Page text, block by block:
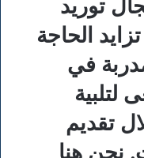
توريد
الحاجة
في
تقديم
نحن هنا